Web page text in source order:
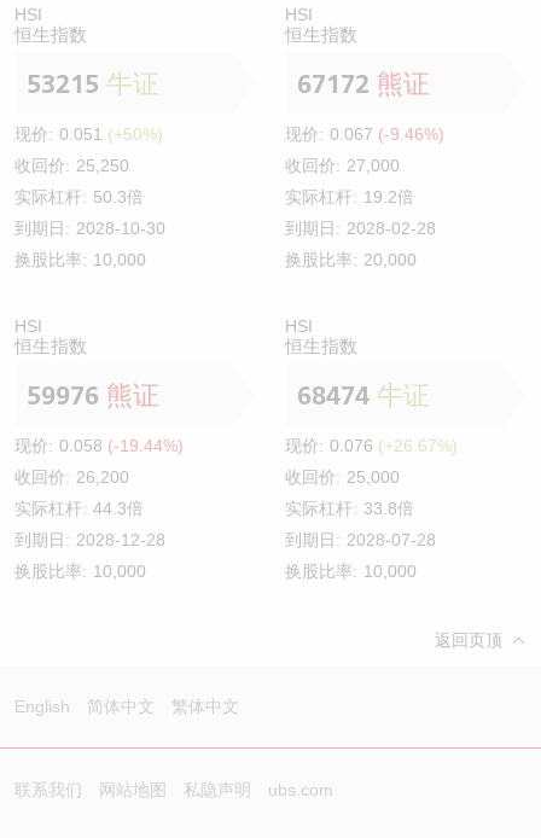
HSI
恒生指数
53215 牛证
现价: 0.051 (+50%)
收回价: 25,250
实际杠杆: 50.3倍
到期日: 2028-10-30
换股比率: 10,000
HSI
恒生指数
67172 熊证
现价: 0.067 (-9.46%)
收回价: 27,000
实际杠杆: 19.2倍
到期日: 2028-02-28
换股比率: 20,000
HSI
恒生指数
59976 熊证
现价: 0.058 (-19.44%)
收回价: 26,200
实际杠杆: 44.3倍
到期日: 2028-12-28
换股比率: 10,000
HSI
恒生指数
68474 牛证
现价: 0.076 (+26.67%)
收回价: 25,000
实际杠杆: 33.8倍
到期日: 2028-07-28
换股比率: 10,000
返回页顶
English 简体中文 繁体中文
联系我们 网站地图 私隐声明 ubs.com